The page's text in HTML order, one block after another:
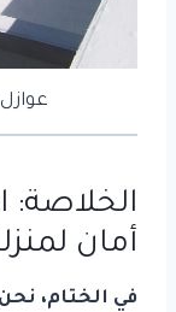
أمان
في الختام،